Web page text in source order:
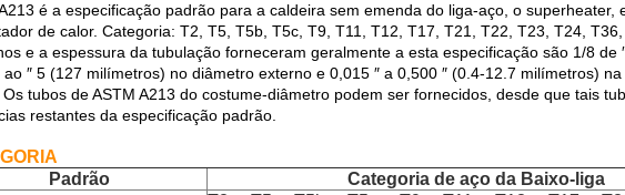
é a especificação padrão para a caldeira sem emenda do liga-aço, o superheater,
de calor. Categoria: T2, T5, T5b, T5c, T9, T11, T12, T17, T21, T22, T23, T24,
e a espessura da tubulação forneceram geralmente a esta especificação são 1/8 de
ao ″ 5 (127 milímetros) no diâmetro externo e 0,015 ″ a 0,500 ″ (0.4-12.7 milímetros)
Os tubos de ASTM A213 do costume-diâmetro podem ser fornecidos, desde que tais
restantes da especificação padrão.
Padrão
Categoria de aço da Baixo-liga